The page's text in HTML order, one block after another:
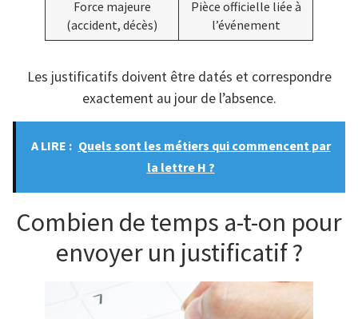
Force majeure
(accident, décès)
Pièce officielle liée à
l’événement
Les justificatifs doivent être datés et correspondre
exactement au jour de l’absence.
A LIRE : Quels sont les métiers qui commencent par
la lettre H ?
Combien de temps a-t-on pour
envoyer un justificatif ?